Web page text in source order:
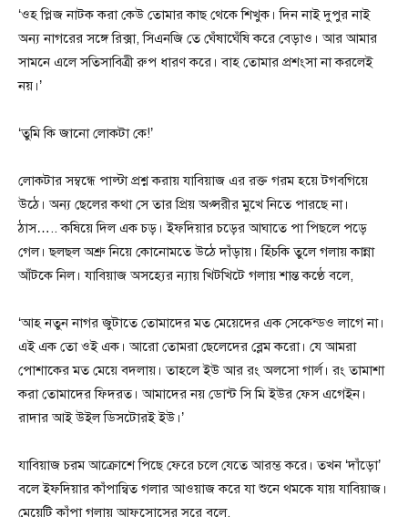
‘ওহ প্লিজ নাটক করা কেউ তোমার কাছ থেকে শিখুক। দিন নাই দুপুর নাই
অন্য নাগরের সঙ্গে রিক্সা, সিএনজি তে ঘেঁষাঘেঁষি করে বেড়াও। আর আমার
সামনে এলে সতিসাবিত্রী রুপ ধারণ করে। বাহ তোমার প্রশংসা না করলেই
নয়।’
‘তুমি কি জানো লোকটা কে!’
লোকটার সম্বন্ধে পাল্টা প্রশ্ন করায় যাবিয়াজ এর রক্ত গরম হয়ে টগবগিয়ে
উঠে। অন্য ছেলের কথা সে তার প্রিয় অপ্সরীর মুখে নিতে পারছে না।
ঠাস….. কষিয়ে দিল এক চড়। ইফদিয়ার চড়ের আঘাতে পা পিছলে পড়ে
গেল। ছলছল অশ্রু নিয়ে কোনোমতে উঠে দাঁড়ায়। হিঁচকি তুলে গলায় কান্না
আঁটকে নিল। যাবিয়াজ অসহ্যের ন্যায় খিটখিটে গলায় শান্ত কণ্ঠে বলে,
‘আহ নতুন নাগর জুটাতে তোমাদের মত মেয়েদের এক সেকেন্ডও লাগে না।
এই এক তো ওই এক। আরো তোমরা ছেলেদের ব্লেম করো। যে আমরা
পোশাকের মত মেয়ে বদলায়। তাহলে ইউ আর রং অলসো গার্ল। রং তামাশা
করা তোমাদের ফিদরত। আমাদের নয় ডোন্ট সি মি ইউর ফেস এগেইন।
রাদার আই উইল ডিসটোরই ইউ।’
যাবিয়াজ চরম আক্রোশে পিছে ফেরে চলে যেতে আরম্ভ করে। তখন ‘দাঁড়ো’
বলে ইফদিয়ার কাঁপান্বিত গলার আওয়াজ করে যা শুনে থমকে যায় যাবিয়াজ।
মেয়েটি কাঁপা গলায় আফসোসের সুরে বলে,